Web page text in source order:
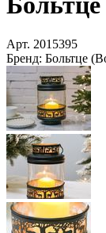
Арт. 2015395
Бренд: Больтце